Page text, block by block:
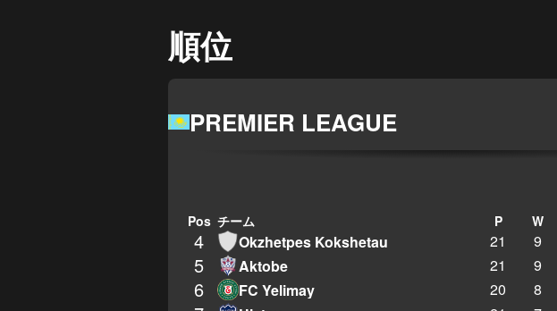
順位
PREMIER LEAGUE
Pos チーム P W
4 Okzhetpes Kokshetau 21 9
5 Aktobe 21 9
6 FC Yelimay 20 8